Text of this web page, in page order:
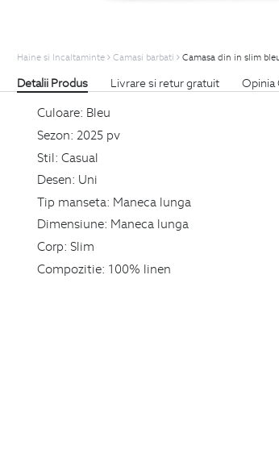
Haine si Incaltaminte Camasi barbati Camasa din in slim
Detalii Produs Livrare si retur gratuit Opinia
Culoare: Bleu
Sezon: 2025 pv
Stil: Casual
Desen: Uni
Tip manseta: Maneca lunga
Dimensiune: Maneca lunga
Corp: Slim
Compozitie: 100% linen